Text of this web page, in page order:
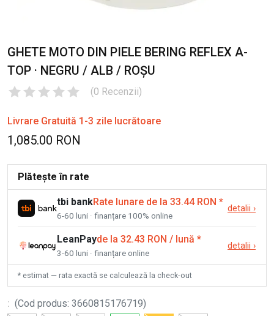
GHETE MOTO DIN PIELE BERING REFLEX A-
TOP · NEGRU / ALB / ROȘU
(0 Recenzii)
Livrare Gratuită 1-3 zile lucrătoare
1,085.00 RON
Plătește în rate
tbi bankRate lunare de la 33.44 RON *
6-60 luni · finanțare 100% online
detalii ›
LeanPayde la 32.43 RON / lună *
3-60 luni · finanțare online
detalii ›
* estimat — rata exactă se calculează la check-out
: (Cod produs: 3660815176719)